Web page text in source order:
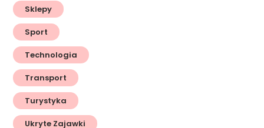
Sklepy
Sport
Technologia
Transport
Turystyka
Ukryte Zajawki